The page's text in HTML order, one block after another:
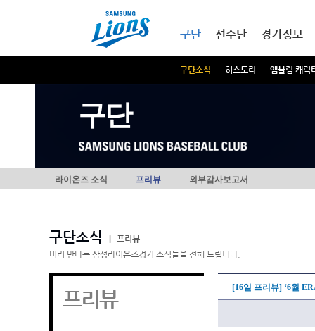
구단
구단소식 히스토리 엠블럼 캐릭
선수단 경기정보
구단
라이온즈 소식 프리뷰 외부감사보고서
구단소식
프리뷰
미리 만나는 삼성라이온즈경기 소식들을 전해 드립니다.
프리뷰 [16일 프리뷰] ‘6월